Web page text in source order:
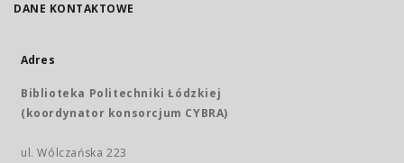
DANE KONTAKTOWE
Adres
Biblioteka Politechniki Łódzkiej
(koordynator konsorcjum CYBRA)
ul. Wólczańska 223